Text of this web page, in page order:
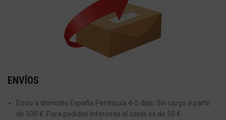
ENVÍOS
Envío a domicilio España Península 4-5 días: Sin cargo a partir
de 500 €. Para pedidos inferiores el coste es de 50 €